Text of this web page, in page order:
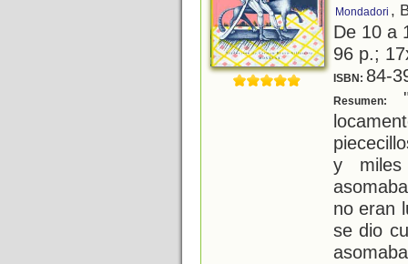
Mondadori ,
De 10 a
96 p.;
ISBN: 84-
Resumen:
y miles
no eran
se dio